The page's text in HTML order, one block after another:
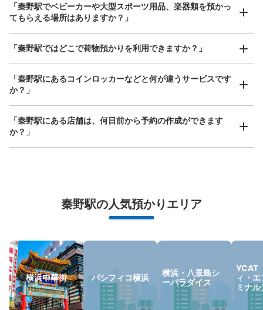
支払い方法
現金, ICカード
荷物の破損、盗難等万が一に備えた保証も完備で安心
「秦野駅でベビーカーや大型スポーツ用品、楽器類を預かっ
てもらえる場所はありますか？」
「秦野駅ではどこで荷物預かりを利用できますか？」
「秦野駅にあるコインロッカーなどと何が違うサービスです
か？」
「秦野駅にある店舗は、何日前から予約の作成ができます
か？」
秦野駅の人気預かりエリア
横浜中華街 パシフィコ横浜
横浜・八景島シ
ーパラダイス
YCAT
ィ・
ミナル